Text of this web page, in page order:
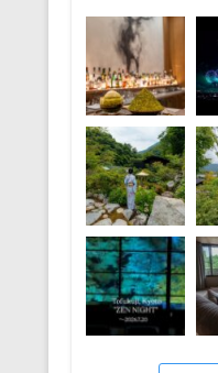
ー